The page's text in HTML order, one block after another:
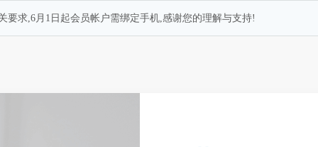
求,6月1日起会员帐户需绑定手机,感谢您的理解与支持!